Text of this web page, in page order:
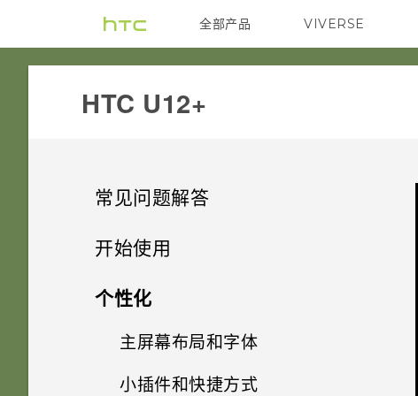
全部产品
VIVE VIVERSE
HTC U12+‎
常见问题解答
系统性能
更新手机软件前我该做什么？
有问题时如何在手机上获取帮
电源和充电
Qualcomm 快速充电 3.0 工作
原理？
为什么我无法使用人脸解锁手
开始使用
HTC U12+ 的特别之处
Android 9.0 更新
带来手机互动的新体验
开箱和设置
HTC U12+ 概览
压感式按键和 Edge Sense 边框
个性化
主屏幕布局和字体
添加或删除小插件面板
小插件和快捷方式